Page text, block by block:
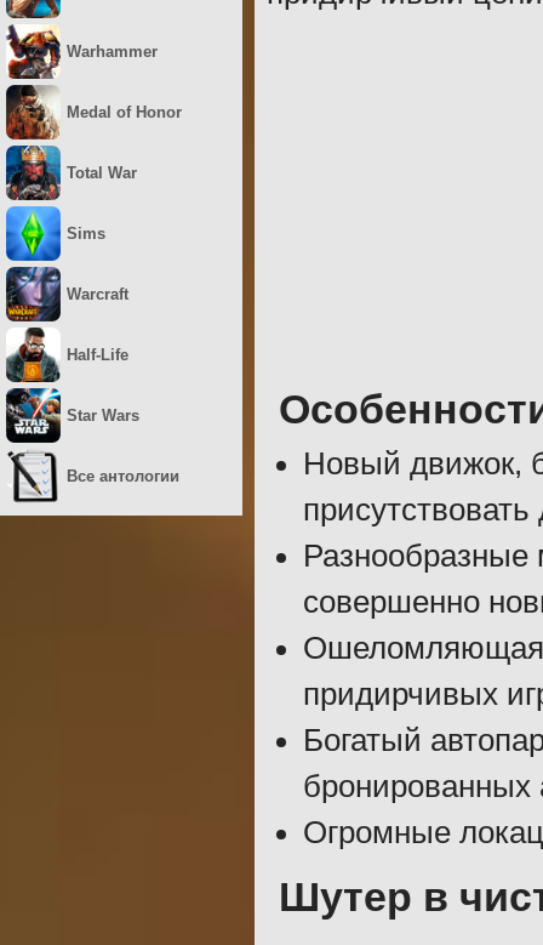
Новый движок,
Разнообразные
совершенно
Ошеломляющая
придирчивых
Богатый
бронированных
Огромные
Шутер в
Warhammer
Medal of Honor
Total War
Sims
Warcraft
Half-Life
Star Wars
Все антологии